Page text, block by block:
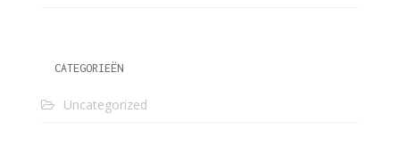
CATEGORIEËN
Uncategorized